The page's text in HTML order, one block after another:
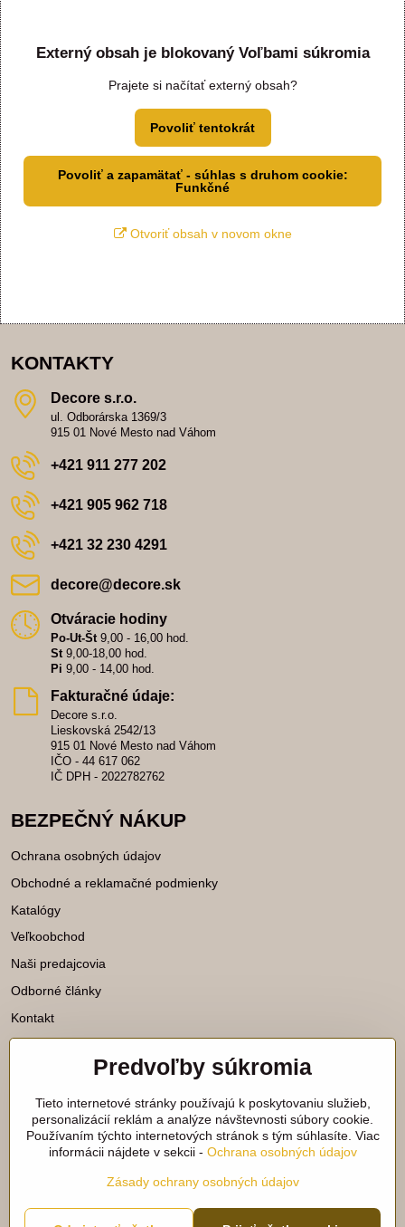
Externý obsah je blokovaný Voľbami súkromia
Prajete si načítať externý obsah?
Povoliť tentokrát
Povoliť a zapamätať - súhlas s druhom cookie:
Funkčné
Otvoriť obsah v novom okne
KONTAKTY
Decore s​.r​.o​.
ul. Odborárska 1369/3
915 01 Nové Mesto nad Váhom
+421 911 277 202
+421 905 962 718
+421 32 230 4291
decore​@decore​.sk
Otváracie hodiny
Po-Ut-Št9,00 - 16,00 hod.
St9,00-18,00 hod.
Pi 9,00 - 14,00 hod.
Fakturačné údaje:
Decore s.r.o.
Lieskovská 2542/13
915 01 Nové Mesto nad Váhom
IČO - 44 617 062
IČ DPH - 2022782762
BEZPEČNÝ NÁKUP
Ochrana osobných údajov
Obchodné a reklamačné podmienky
Katalógy
Veľkoobchod
Naši predajcovia
Odborné články
Kontakt
Katalógy na stiahnutie
Viac našich noviniek nájdete aj na
sieťach:
Instagram
Predvoľby súkromia
Tieto internetové stránky používajú k poskytovaniu služieb,
personalizácií reklám a analýze návštevnosti súbory cookie.
Používaním týchto internetových stránok s tým súhlasíte. Viac
informácii nájdete v sekcii - Ochrana osobných údajov
Zásady ochrany osobných údajov